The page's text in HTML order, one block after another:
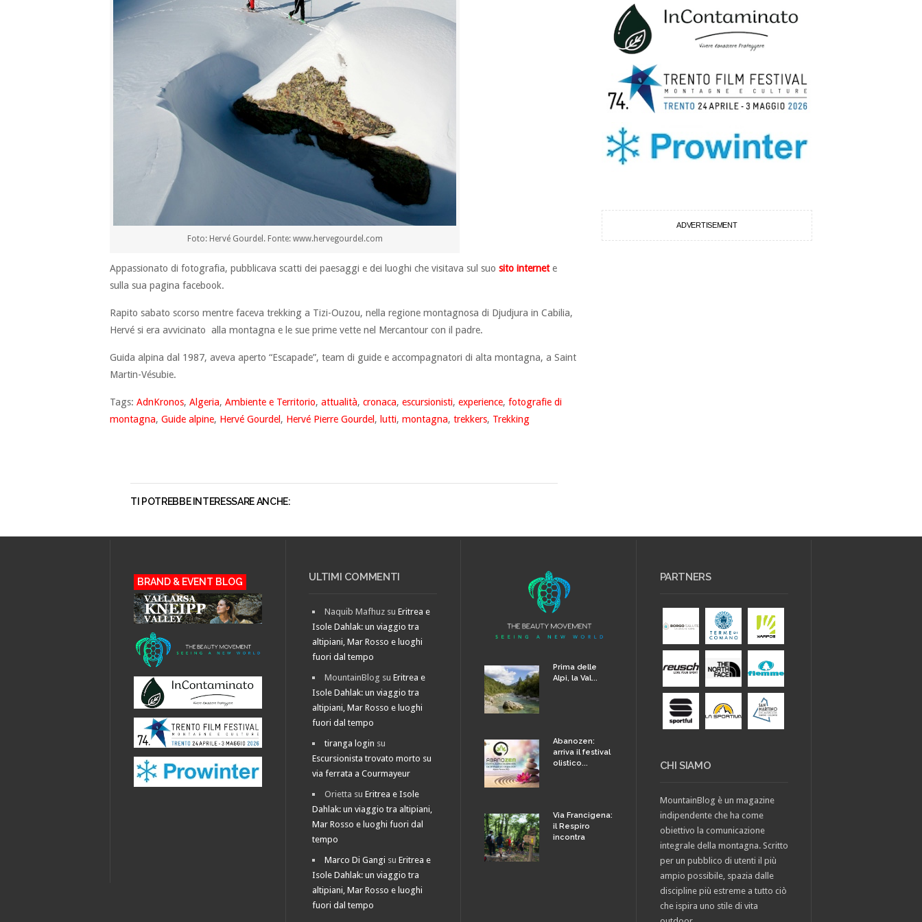
Foto: Hervé Gourdel. Fonte: www.hervegourdel.com
Appassionato di fotografia, pubblicava scatti dei paesaggi e dei luoghi che visitava sul suo sito internet e
sulla sua pagina facebook.
Rapito sabato scorso mentre faceva trekking a Tizi-Ouzou, nella regione montagnosa di Djudjura in Cabilia,
Hervé si era avvicinato alla montagna e le sue prime vette nel Mercantour con il padre.
Guida alpina dal 1987, aveva aperto “Escapade”, team di guide e accompagnatori di alta montagna, a Saint
Martin-Vésubie.
Tags: AdnKronos, Algeria, Ambiente e Territorio, attualità, cronaca, escursionisti, experience, fotografie di
montagna, Guide alpine, Hervé Gourdel , Hervé Pierre Gourdel , lutti, montagna, trekkers, Trekking
TI POTREBBE INTERESSARE ANCHE:
ADVERTISEMENT
BRAND & EVENT BLOG ULTIMI COMMENTI
Naquib Mafhuz suEritrea e
Isole Dahlak: un viaggio tra
altipiani, Mar Rosso e luoghi
fuori dal tempo
MountainBlog suEritrea e
Isole Dahlak: un viaggio tra
altipiani, Mar Rosso e luoghi
fuori dal tempo
tiranga login su
Escursionista trovato morto su
via ferrata a Courmayeur
Orietta suEritrea e Isole
Dahlak: un viaggio tra altipiani,
Mar Rosso e luoghi fuori dal
tempo
Marco Di Gangi suEritrea e
Isole Dahlak: un viaggio tra
altipiani, Mar Rosso e luoghi
fuori dal tempo
Prima delle
Alpi, la Val...
Abanozen:
arriva il festival
olistico...
Via Francigena:
il Respiro
incontra
PARTNERS
CHI SIAMO
MountainBlog è un magazine
indipendente che ha come
obiettivo la comunicazione
integrale della montagna. Scritto
per un pubblico di utenti il più
ampio possibile, spazia dalle
discipline più estreme a tutto ciò
che ispira uno stile di vita